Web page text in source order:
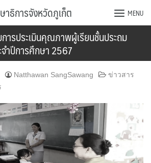
าธิการจังหวัดภูเก็ต MENU
การประเมินคุณภาพผู้เรียนชั้นประถม
ำปีการศึกษา 2567
Natthawan SangSawang
ข่าวสาร